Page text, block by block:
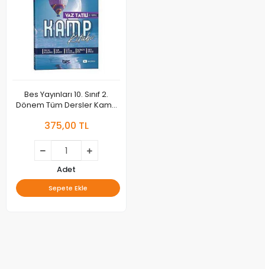
Bes Yayınları 10. Sınıf 2.
Dönem Tüm Dersler Kamp
375,00 TL
Adet
Sepete Ekle